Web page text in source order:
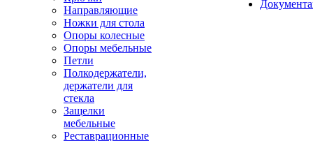
Направляющие
Ножки для стола
Опоры колесные
Опоры мебельные
Петли
Полкодержатели,
держатели для
стекла
Защелки
мебельные
Реставрационные